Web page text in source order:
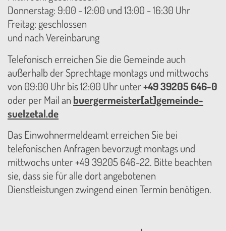
Donnerstag: 9:00 - 12:00 und 13:00 - 16:30 Uhr
Freitag: geschlossen
und nach Vereinbarung
Telefonisch erreichen Sie die Gemeinde auch
außerhalb der Sprechtage montags und mittwochs
von 09:00 Uhr bis 12:00 Uhr unter+49 39205 646-0
oder per Mail an buergermeister[at]gemeinde-
suelzetal.de
Das Einwohnermeldeamt erreichen Sie bei
telefonischen Anfragen bevorzugt montags und
mittwochs unter +49 39205 646-22. Bitte beachten
sie, dass sie für alle dort angebotenen
Dienstleistungen zwingend einen Termin benötigen.